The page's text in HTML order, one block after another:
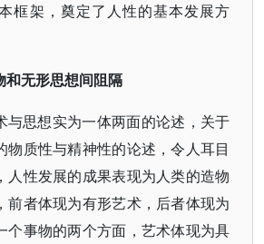
框架，奠定了人性的基本发展方
和无形思想间阻隔
与思想实为一体两面的论述，关于
物质性与精神性的论述，令人耳目
人性发展的成果表现为人类的造物
前者体现为有形艺术，后者体现为
个事物的两个方面，艺术体现为具